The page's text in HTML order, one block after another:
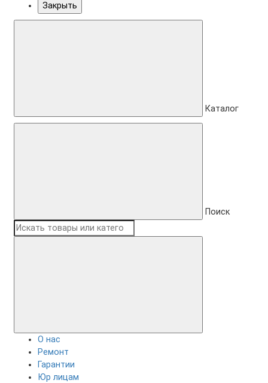
Закрыть
Каталог
Поиск
О нас
Ремонт
Гарантии
Юр лицам